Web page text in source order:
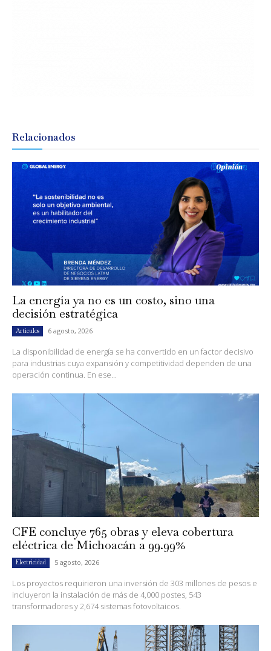
Relacionados
La energía ya no es un costo, sino una
decisión estratégica
Artículos 6 agosto, 2026
La disponibilidad de energía se ha convertido en un factor decisivo
para industrias cuya expansión y competitividad dependen de una
operación continua. En ese...
CFE concluye 765 obras y eleva cobertura
eléctrica de Michoacán a 99.99%
Electricidad 5 agosto, 2026
Los proyectos requirieron una inversión de 303 millones de pesos e
incluyeron la instalación de más de 4,000 postes, 543
transformadores y 2,674 sistemas fotovoltaicos.